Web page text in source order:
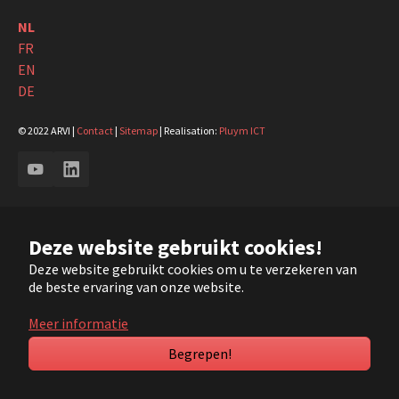
Deze website gebruikt cookies!
Deze website gebruikt cookies om u te verzekeren van
de beste ervaring van onze website.
Meer informatie
Begrepen!
NL
FR
EN
DE
© 2022 ARVI | Contact | Sitemap | Realisation: Pluym ICT
YouTubeLinkedIn